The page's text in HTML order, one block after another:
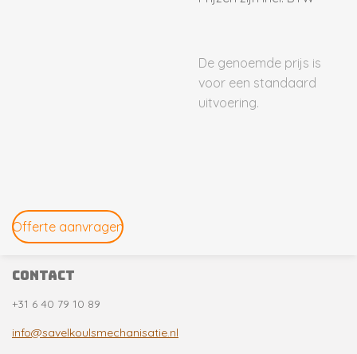
De genoemde prijs is
voor een standaard
uitvoering.
Offerte aanvragen
contact
+31 6 40 79 10 89
info@savelkoulsmechanisatie.nl